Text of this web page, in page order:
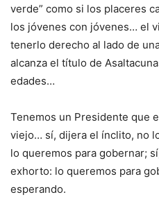
verde” como si los placeres
los jóvenes con jóvenes… el
tenerlo derecho al lado de
alcanza el título de
edades…
Tenemos un Presidente que
viejo… sí, dijera el ínclito, no
lo queremos para gobernar;
exhorto: lo queremos para
esperando.